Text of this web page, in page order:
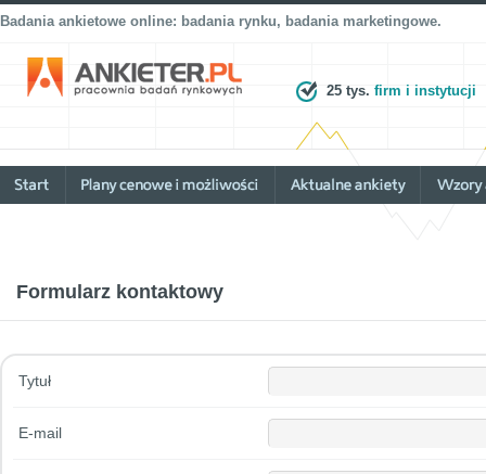
Badania ankietowe online: badania rynku, badania marketingowe.
25 tys. firm i instytucji
Formularz kontaktowy
Tytuł
E-mail